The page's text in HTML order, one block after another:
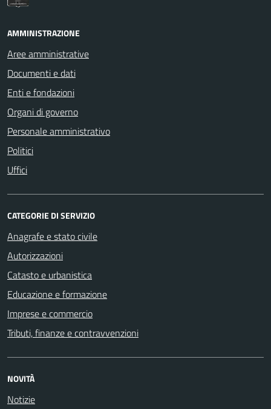
AMMINISTRAZIONE
Aree amministrative
Documenti e dati
Enti e fondazioni
Organi di governo
Personale amministrativo
Politici
Uffici
CATEGORIE DI SERVIZIO
Anagrafe e stato civile
Autorizzazioni
Catasto e urbanistica
Educazione e formazione
Imprese e commercio
Tributi, finanze e contravvenzioni
NOVITÀ
Notizie